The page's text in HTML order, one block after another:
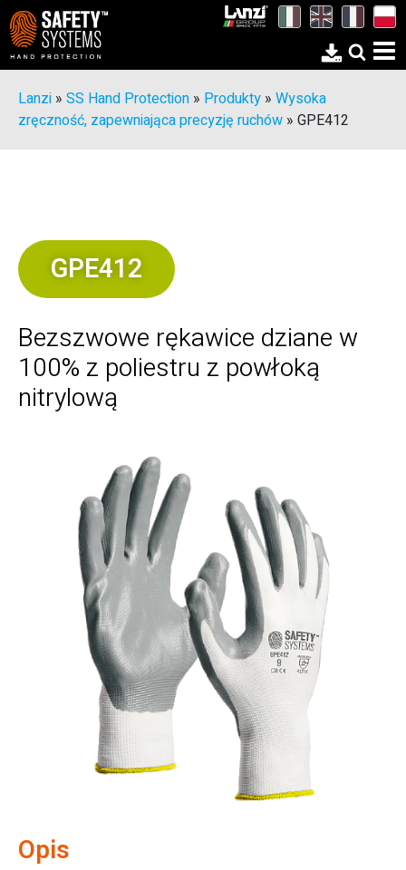
Lanzi » SS Hand Protection » Produkty » Wysoka
zręczność, zapewniająca precyzję ruchów » GPE412
GPE412
Bezszwowe rękawice dziane w
100% z poliestru z powłoką
nitrylową
Opis